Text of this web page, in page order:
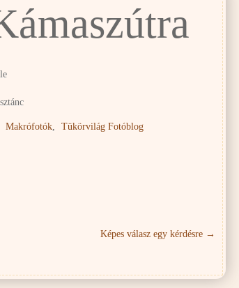
Makrófotók, Tükörvilág Fotóblog
Képes válasz egy kérdésre →